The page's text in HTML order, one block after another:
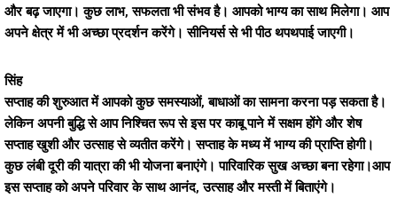
और बढ़ जाएगा। कुछ लाभ, सफलता भी संभव है। आपको भाग्य का साथ मिलेगा। आप
अपने क्षेत्र में भी अच्छा प्रदर्शन करेंगे। सीनियर्स से भी पीठ थपथपाई जाएगी।
सिंह
सप्ताह की शुरुआत में आपको कुछ समस्याओं, बाधाओं का सामना करना पड़ सकता है।
लेकिन अपनी बुद्धि से आप निश्चित रूप से इस पर काबू पाने में सक्षम होंगे और शेष
सप्ताह खुशी और उत्साह से व्यतीत करेंगे। सप्ताह के मध्य में भाग्य की प्राप्ति होगी।
कुछ लंबी दूरी की यात्रा की भी योजना बनाएंगे। पारिवारिक सुख अच्छा बना रहेगा।आप
इस सप्ताह को अपने परिवार के साथ आनंद, उत्साह और मस्ती में बिताएंगे।